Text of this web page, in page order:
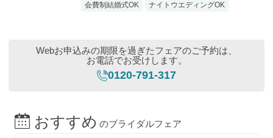
会費制結婚式OK
ナイトウエディングOK
Webお申込みの期限を過ぎたフェアのご予約は、
お電話でお受けします。
0120-791-317
おすすめ のブライダルフェア